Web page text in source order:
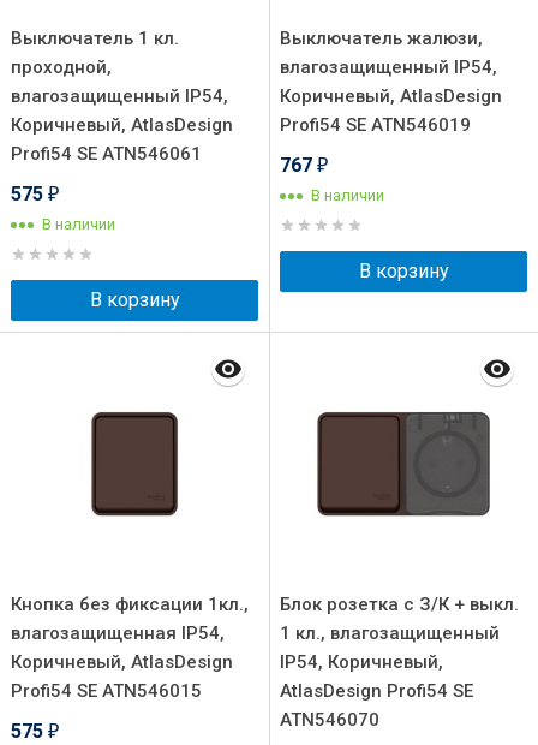
Выключатель 1 кл.
проходной,
влагозащищенный IP54,
Коричневый, AtlasDesign
Profi54 SE ATN546061
575 ₽
В наличии
В корзину
Выключатель жалюзи,
влагозащищенный IP54,
Коричневый, AtlasDesign
Profi54 SE ATN546019
767 ₽
В наличии
В корзину
Кнопка без фиксации 1кл.,
влагозащищенная IP54,
Коричневый, AtlasDesign
Profi54 SE ATN546015
575 ₽
Блок розетка с З/К + выкл.
1 кл., влагозащищенный
IP54, Коричневый,
AtlasDesign Profi54 SE
ATN546070